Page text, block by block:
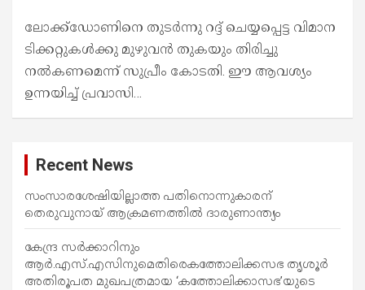
ലോക്ക്ഡോണിനെ തുടർന്നു റദ്ദ് ചെയ്യപ്പെട്ട വിമാന
ടിക്കറ്റുകൾക്കു മുഴുവൻ തുകയും തിരിച്ചു
നൽകണമെന്ന് സുപ്രീം കോടതി. ഈ ആവശ്യം
ഉന്നയിച്ച് പ്രവാസി…
Recent News
സംസാരശേഷിയില്ലാത്ത പതിനൊന്നുകാരന്
തെരുവുനായ് ആക്രമണത്തില്‍ ദാരുണാന്ത്യം
കേന്ദ്ര സർക്കാറിനും
ആർ.എസ്.എസിനുമെതിരെകത്തോലിക്കസഭ തൃശൂർ
അതിരൂപത മുഖപത്രമായ ‘കത്തോലിക്കാസഭ’യുടെ